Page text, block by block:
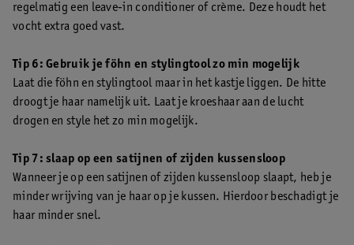
regelmatig een leave-in conditioner of crème. Deze houdt het
vocht extra goed vast.
Tip 6: Gebruik je föhn en stylingtool zo min mogelijk
Laat die föhn en stylingtool maar in het kastje liggen. De hitte
droogt je haar namelijk uit. Laat je kroeshaar aan de lucht
drogen en style het zo min mogelijk.
Tip 7: slaap op een satijnen of zijden kussensloop
Wanneer je op een satijnen of zijden kussensloop slaapt, heb je
minder wrijving van je haar op je kussen. Hierdoor beschadigt je
haar minder snel.